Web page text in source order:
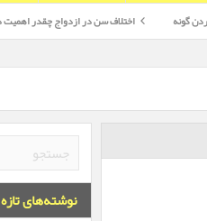
اختلاف سن در ازدواج چقدر اهمیت دارد؟
نوشته‌های تازه